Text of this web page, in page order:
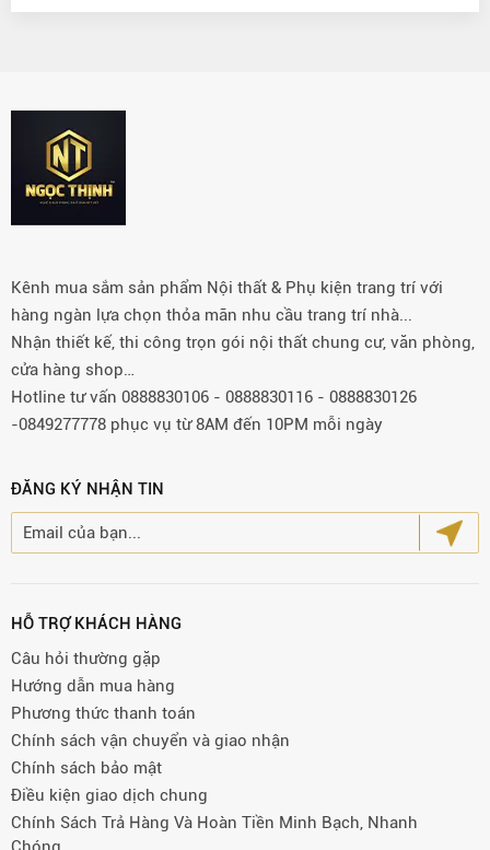
Kênh mua sắm sản phẩm Nội thất & Phụ kiện trang trí với
hàng ngàn lựa chọn thỏa mãn nhu cầu trang trí nhà...
Nhận thiết kế, thi công trọn gói nội thất chung cư, văn phòng,
cửa hàng shop…
Hotline tư vấn 0888830106 - 0888830116 - 0888830126
-0849277778 phục vụ từ 8AM đến 10PM mỗi ngày
ĐĂNG KÝ NHẬN TIN
HỖ TRỢ KHÁCH HÀNG
Câu hỏi thường gặp
Hướng dẫn mua hàng
Phương thức thanh toán
Chính sách vận chuyển và giao nhận
Chính sách bảo mật
Điều kiện giao dịch chung
Chính Sách Trả Hàng Và Hoàn Tiền Minh Bạch, Nhanh